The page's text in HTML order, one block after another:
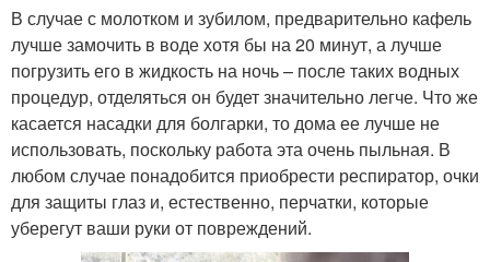
В случае с молотком и зубилом, предварительно кафель
лучше замочить в воде хотя бы на 20 минут, а лучше
погрузить его в жидкость на ночь – после таких водных
процедур, отделяться он будет значительно легче. Что же
касается насадки для болгарки, то дома ее лучше не
использовать, поскольку работа эта очень пыльная. В
любом случае понадобится приобрести респиратор, очки
для защиты глаз и, естественно, перчатки, которые
уберегут ваши руки от повреждений.